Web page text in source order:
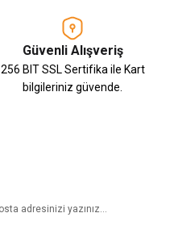
Güvenli Alışveriş
256 BIT SSL Sertifika ile Kart
bilgileriniz güvende.